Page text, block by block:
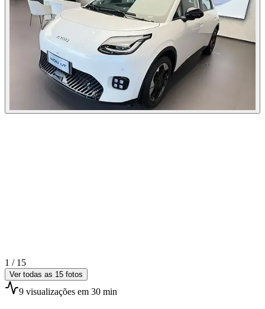
1 / 15
Ver todas as 15 fotos
9 visualizações em 30 min